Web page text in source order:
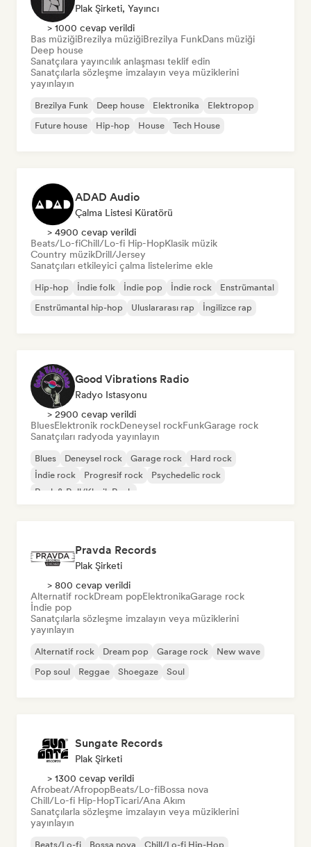
Plak Şirketi, Yayıncı
> 1000 cevap verildi
Bas müziğiBrezilya müziğiBrezilya FunkDans müziği
Deep house
Sanatçılara yayıncılık anlaşması teklif edin
Sanatçılarla sözleşme imzalayın veya müziklerini
yayınlayın
Brezilya Funk Deep house Elektronika
Elektropop
Future house
Hip-hop House Tech House
ADAD Audio
Çalma Listesi Küratörü
> 4900 cevap verildi
Beats/Lo-fiChill/Lo-fi Hip-HopKlasik müzik
Country müzikDrill/Jersey
Sanatçıları etkileyici çalma listelerime ekle
Hip-hop İndie folk İndie pop İndie rock
Enstrümantal
Enstrümantal hip-hop
Uluslararası rap İngilizce rap
Good Vibrations Radio
Radyo Istasyonu
> 2900 cevap verildi
BluesElektronik rockDeneysel rockFunkGarage rock
Sanatçıları radyoda yayınlayın
Blues Deneysel rock Garage rock
Hard rock
İndie rock
Progresif rock
Psychedelic rock
Rock & Roll/Klasik Rock
Pravda Records
Plak Şirketi
> 800 cevap verildi
Alternatif rockDream popElektronikaGarage rock
İndie pop
Sanatçılarla sözleşme imzalayın veya müziklerini
yayınlayın
Alternatif rock Dream pop Garage rock
New wave
Pop soul
Reggae Shoegaze Soul
Sungate Records
Plak Şirketi
> 1300 cevap verildi
Afrobeat/AfropopBeats/Lo-fiBossa nova
Chill/Lo-fi Hip-HopTicari/Ana Akım
Sanatçılarla sözleşme imzalayın veya müziklerini
yayınlayın
Beats/Lo-fi Bossa nova Chill/Lo-fi Hip-Hop